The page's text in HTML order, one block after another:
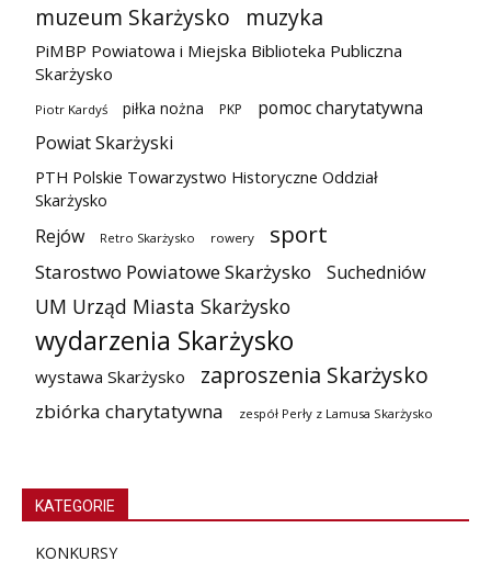
muzeum Skarżysko
muzyka
PiMBP Powiatowa i Miejska Biblioteka Publiczna
Skarżysko
Piotr Kardyś piłka nożna PKP
pomoc charytatywna
Powiat Skarżyski
PTH Polskie Towarzystwo Historyczne Oddział
Skarżysko
Rejów Retro Skarżysko rowery sport
Starostwo Powiatowe Skarżysko Suchedniów
UM Urząd Miasta Skarżysko
wydarzenia Skarżysko
wystawa Skarżysko zaproszenia Skarżysko
zbiórka charytatywna zespół Perły z Lamusa Skarżysko
KATEGORIE
KONKURSY